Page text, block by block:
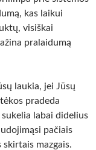
kas laikui
visiškai
pralaidumą
laukia, jei Jūsų
pradeda
labai didelius
pačiais
mazgais.